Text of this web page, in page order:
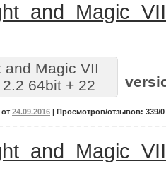
and Magic
от 24.09.2016 | Просмотров/отзывов: 339/0
and Magic